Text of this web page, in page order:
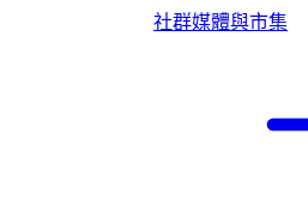
社群媒體與市集